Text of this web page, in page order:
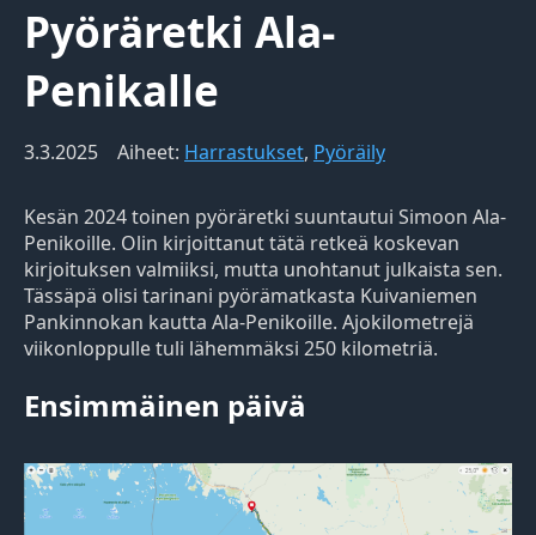
Pyöräretki Ala-
Penikalle
3.3.2025 Aiheet: Harrastukset, Pyöräily
Kesän 2024 toinen pyöräretki suuntautui Simoon Ala-
Penikoille. Olin kirjoittanut tätä retkeä koskevan
kirjoituksen valmiiksi, mutta unohtanut julkaista sen.
Tässäpä olisi tarinani pyörämatkasta Kuivaniemen
Pankinnokan kautta Ala-Penikoille. Ajokilometrejä
viikonloppulle tuli lähemmäksi 250 kilometriä.
Ensimmäinen päivä